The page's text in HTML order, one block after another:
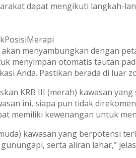
dapat mengikuti langkah-
menyambungkan dengan
menyimpan otomatis tautan
Anda. Pastikan berada di luar
KRB III (merah) kawasan
ini, siapa pun tidak
memiliki kewenangan untuk
kawasan yang berpotensi
serta aliran lahar,”